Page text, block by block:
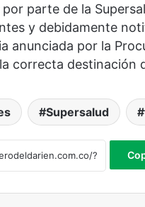
parte de la
y debidamente
anunciada por la
correcta destinación
Supersalud